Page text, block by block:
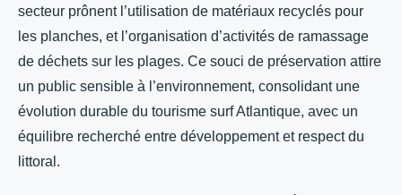
secteur prônent l’utilisation de matériaux recyclés pour
les planches, et l’organisation d’activités de ramassage
de déchets sur les plages. Ce souci de préservation attire
un public sensible à l’environnement, consolidant une
évolution durable du tourisme surf Atlantique, avec un
équilibre recherché entre développement et respect du
littoral.